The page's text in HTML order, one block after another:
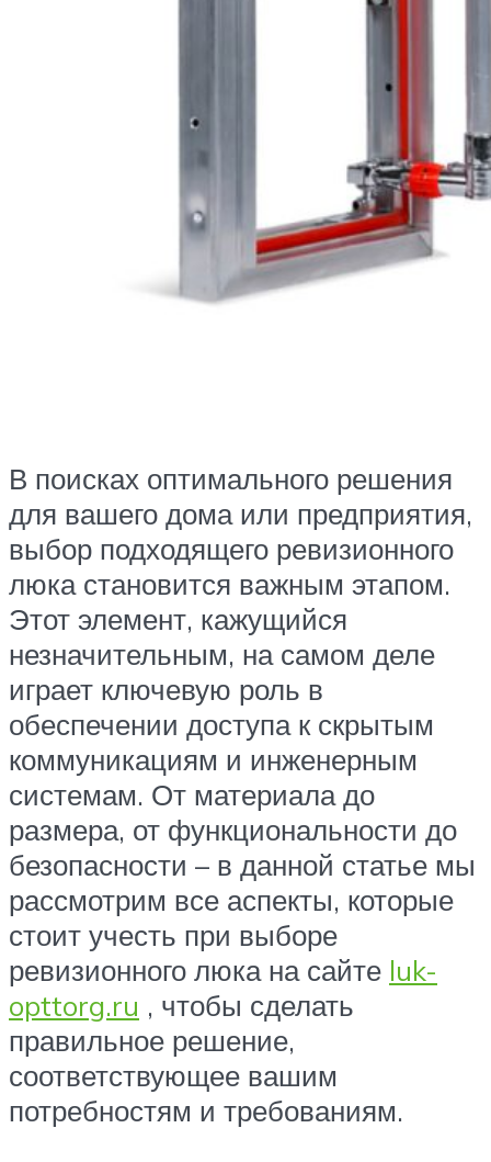
В поисках оптимального решения
для вашего дома или предприятия,
выбор подходящего ревизионного
люка становится важным этапом.
Этот элемент, кажущийся
незначительным, на самом деле
играет ключевую роль в
обеспечении доступа к скрытым
коммуникациям и инженерным
системам. От материала до
размера, от функциональности до
безопасности – в данной статье мы
рассмотрим все аспекты, которые
стоит учесть при выборе
ревизионного люка на сайте luk-
opttorg.ru , чтобы сделать
правильное решение,
соответствующее вашим
потребностям и требованиям.